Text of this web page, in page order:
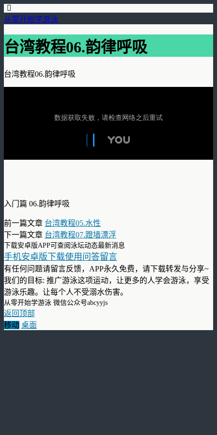
从零开始学游泳
台湾教程06.韵律呼吸
台湾教程06.韵律呼吸
入门篇 06.韵律呼吸
前一篇文章 台湾教程05.水性
下一篇文章 台湾教程07.蹬墙漂浮
下载安卓版APP可查阅泳坛动态最新消息
手机安卓版下载使用问答留言
有任何问题请留言反馈，APP永久免费，请下载转发与分享~
我们的目标: 推广游泳这项运动，让更多的人学会游泳，享受
游泳乐趣。让每个人不受溺水伤害。
从零开始学游泳 微信公众号abcyyjs
返回顶部
移动 桌面